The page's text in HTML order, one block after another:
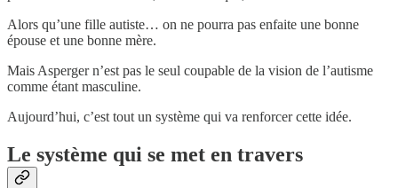
Alors qu’une fille autiste… on ne pourra pas enfaite une bonne
épouse et une bonne mère.
Mais Asperger n’est pas le seul coupable de la vision de l’autisme
comme étant masculine.
Aujourd’hui, c’est tout un système qui va renforcer cette idée.
Le système qui se met en travers